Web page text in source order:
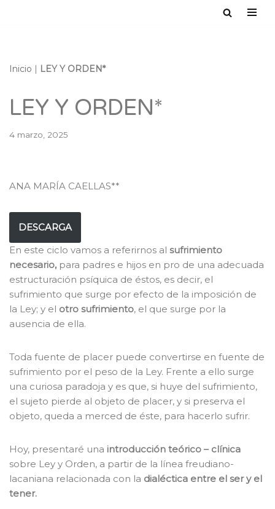
contenido
Inicio | LEY Y ORDEN*
LEY Y ORDEN*
4 marzo, 2025
ANA MARÍA CAELLAS**
DESCARGA
En este ciclo vamos a referirnos al sufrimiento
necesario, para padres e hijos en pro de una adecuada
estructuración psíquica de éstos, es decir, el
sufrimiento que surge por efecto de la imposición de
la Ley; y el otro sufrimiento, el que surge por la
ausencia de ella.
Toda fuente de placer puede convertirse en fuente de
sufrimiento por el peso de la Ley. Frente a ello surge
una curiosa paradoja y es que, si huye del sufrimiento,
el sujeto pierde al objeto de placer, y si preserva el
objeto, queda a merced de éste, para hacerlo sufrir.
Hoy, presentaré una introducción teórico – clínica
sobre Ley y Orden, a partir de la línea freudiano-
lacaniana relacionada con la dialéctica entre el ser y el
tener.